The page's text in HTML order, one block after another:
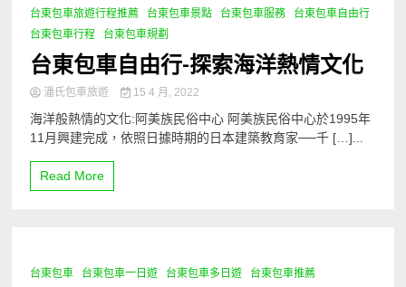
台東包車旅遊行程推薦
台東包車景點 台東包車服務
台東包車自由行
台東包車行程
台東包車規劃
台東包車自由行-探索海洋熱情文化
潘氏包車旅遊 15 4 月, 2022
海洋般熱情的文化:阿美族民俗中心 阿美族民俗中心於1995年
11月興建完成，依照日據時期的日本建築教育家──千 […]...
Read More
1 Minute
台東包車 台東包車一日遊 台東包車多日遊
台東包車推薦